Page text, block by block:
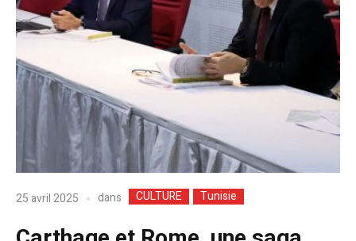
25 avril 2025 dans CULTURE Tunisie